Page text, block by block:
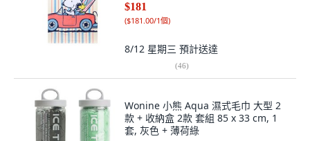
$181
($181.00/1個)
8/12 星期三 預計送達
(46)
Wonine 小熊 Aqua 濕式毛巾 大型 2
款 + 收納盒 2款 套組 85 x 33 cm, 1
套, 灰色 + 薄荷綠